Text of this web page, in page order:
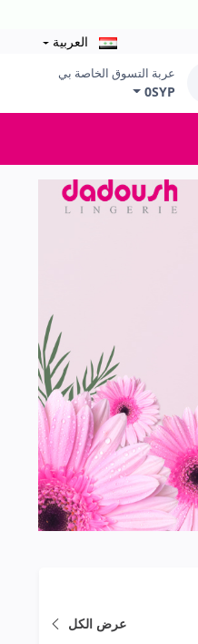
العربية
عربة التسوق الخاصة بي
0SYP
عرض الكل